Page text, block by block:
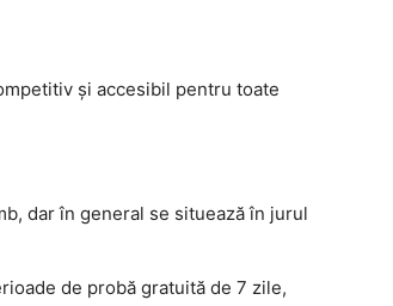
și accesibil pentru toate
dar în general se situează în jurul
de probă gratuită de 7 zile,